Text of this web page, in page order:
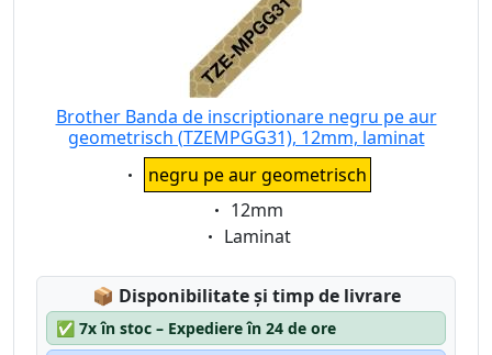
Brother Banda de inscriptionare negru pe aur
geometrisch (TZEMPGG31), 12mm, laminat
Eigenschaft:
negru pe aur geometrisch
Eigenschaft:
12mm
Eigenschaft:
Laminat
📦 Lagerstatus:
Disponibilitate și timp de livrare
✅ 7x în stoc – Expediere în 24 de ore